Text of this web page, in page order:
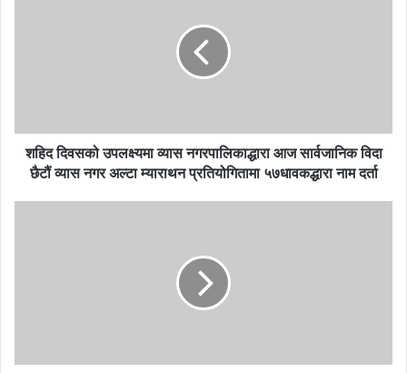
हुनको लागि उत्पादन बढाउनु पर्ने हुँदा युवाहरुलाई विदेश पठाएर भन्दा स्वदेशमै
उद्यमशिल बनाउन कदम चाल्नु उपयुक्त हुने धारणा राख्नु भएको थियो ।
शहिद दिवसको उपलक्ष्यमा व्यास नगरपालिकाद्धारा आज सार्वजानिक विदा
छैटौं व्यास नगर अल्टा म्याराथन प्रतियोगितामा ५७धावकद्धारा नाम दर्ता